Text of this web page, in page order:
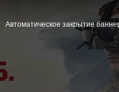
Автоматическое закрытие